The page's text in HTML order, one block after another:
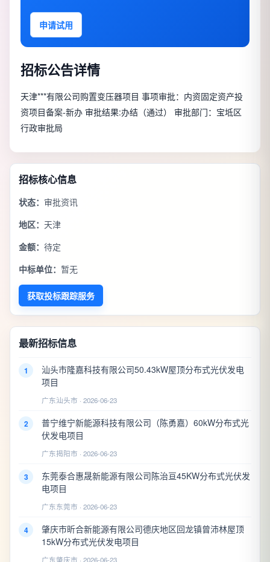
申请试用
招标公告详情
天津***有限公司购置变压器项目 事项审批：内资固定资产投
资项目备案-新办 审批结果:办结（通过） 审批部门：宝坻区
行政审批局
招标核心信息
状态： 审批资讯
地区： 天津
金额： 待定
中标单位： 暂无
获取投标跟踪服务
最新招标信息
1
汕头市隆嘉科技有限公司50.43kW屋顶分布式光伏发电
项目
广东汕头市 · 2026-06-23
2
普宁维宁新能源科技有限公司（陈勇嘉）60kW分布式光
伏发电项目
广东揭阳市 · 2026-06-23
3
东莞泰合惠晟新能源有限公司陈治亘45KW分布式光伏发
电项目
广东东莞市 · 2026-06-23
4
肇庆市昕合新能源有限公司德庆地区回龙镇曾沛林屋顶
15kW分布式光伏发电项目
广东肇庆市 · 2026-06-23